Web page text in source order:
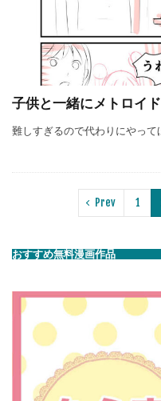
子供と一緒にメトロイ
難しすぎるので代わりにやっ
Prev 1
おすすめ無料漫画作品